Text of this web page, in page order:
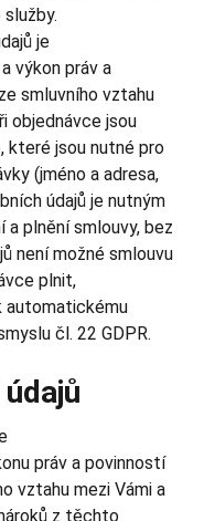
je
výkon práv a
smluvního vztahu
objednávce jsou
které jsou nutné pro
(jméno a adresa,
údajů je nutným
a plnění smlouvy, bez
není možné smlouvu
plnit,
automatickému
čl. 22 GDPR.
práv a povinností
vztahu mezi Vámi a
z těchto